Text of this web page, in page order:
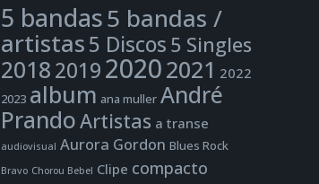
5 bandas5 bandas /
artistas5 Discos 5 Singles
2018201920202021 2022
2023 album ana muller André
PrandoArtistas a transe
audiovisual Aurora Gordon Blues Rock
Bravo Chorou Bebel Clipe compacto